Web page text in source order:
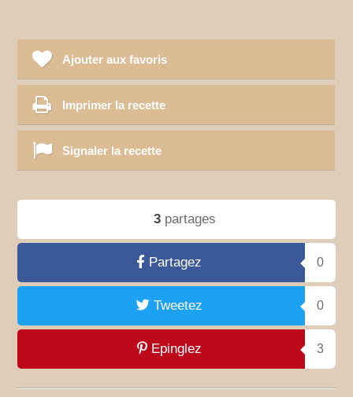
Ajouter aux favoris
Imprimer la recette
Signaler la recette
3partages
Partagez 0
Tweetez 0
Epinglez 3